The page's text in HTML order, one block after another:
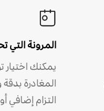
المرونة التي
يمكنك
المغادرة
التزام إضافي